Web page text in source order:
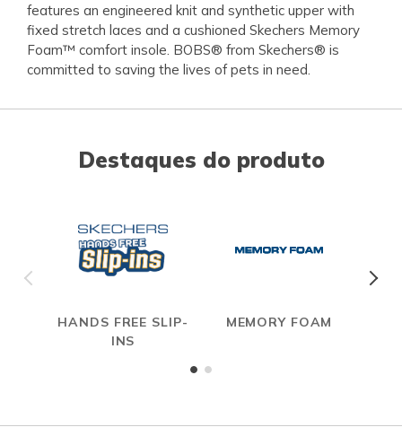
features an engineered knit and synthetic upper with
fixed stretch laces and a cushioned Skechers Memory
Foam™ comfort insole. BOBS® from Skechers® is
committed to saving the lives of pets in need.
Destaques do produto
HANDS FREE SLIP-
INS
MEMORY FOAM